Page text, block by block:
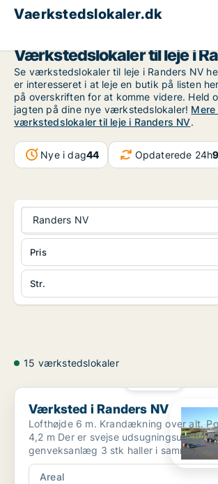
Vaerkstedslokaler.dk
Værkstedslokaler til leje i
Se værkstedslokaler til leje i Randers NV
er interesseret i at leje en butik på listen
på overskriften for at komme videre. Held
jagten på dine nye værkstedslokaler! Mere
værkstedslokaler til leje i Randers NV.
Nye i dag44 Opdaterede 24h
Randers NV
Str.
Pris
15 værkstedslokaler
Værksted i Randers NV
Værksted i Randers NV
Lofthøjde 6 m. Krandækning over alt. Porte 3 stk 4 x
4,2 m Der er svejse udsugningsudstyr med
genveksanlæg 3 stk haller i sammenhængende fra
1350 kvm...
Areal